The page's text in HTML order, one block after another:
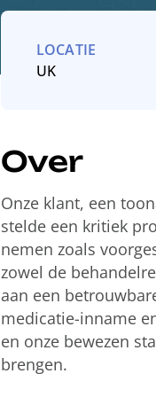
LOCATIE
UK
Over
Onze klant, een
stelde een kritiek
nemen zoals
zowel de
aan een
medicatie-inname
en onze bewezen
brengen.